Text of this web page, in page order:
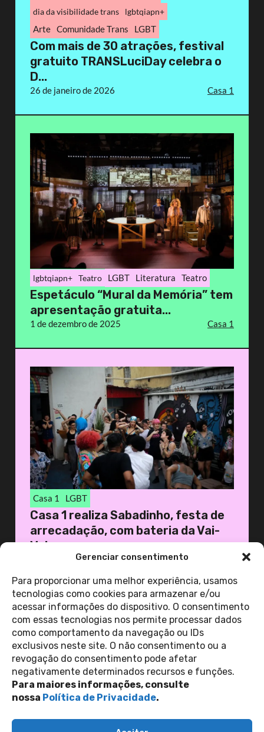
Gerenciar consentimento
Para proporcionar uma melhor experiência, usamos
tecnologias como cookies para armazenar e/ou
acessar informações do dispositivo. O consentimento
com essas tecnologias nos permite processar dados
como comportamento da navegação ou IDs
exclusivos neste site. O não consentimento ou a
revogação do consentimento pode afetar
negativamente determinados recursos e funções.
Para maiores informações, consulte
nossa Política de Privacidade.
dia da visibilidade trans
lgbtqiapn+
Arte Comunidade Trans LGBT
Com mais de 30 atrações, festival
gratuito TRANSLuciDay celebra o
D...
26 de janeiro de 2026 Casa 1
lgbtqiapn+ Teatro LGBT Literatura Teatro
Espetáculo “Mural da Memória” tem
apresentação gratuita...
1 de dezembro de 2025 Casa 1
Casa 1 LGBT
Casa 1 realiza Sabadinho, festa de
arrecadação, com bateria da Vai-
Vai
19 de novembro de 2025
ver todas as
notícias
Contato
Política de Privacidade
Perguntas Frequentes
copyright 2026
siga-nos nas redes sociais